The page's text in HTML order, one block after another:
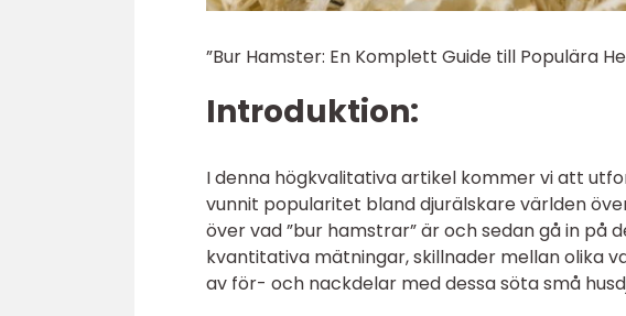
”Bur Hamster: En Komplett Guide till Populära
Introduktion:
I denna högkvalitativa artikel kommer vi att
vunnit popularitet bland djurälskare världen
över vad ”bur hamstrar” är och sedan gå in på
kvantitativa mätningar, skillnader mellan olika
av för- och nackdelar med dessa söta små